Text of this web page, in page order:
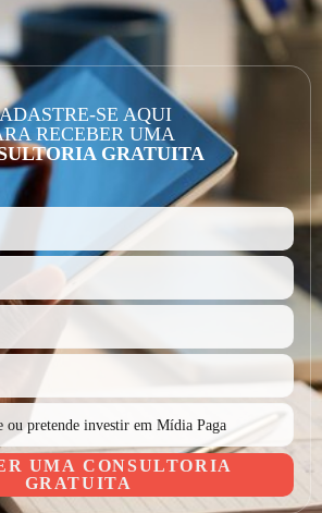
SE AQUI
RECEBER UMA
GRATUITA
UMA CONSULTORIA
GRATUITA